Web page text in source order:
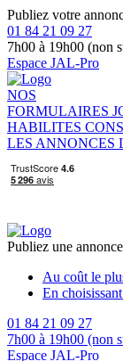
Publiez votre
01 84 21 09 27
7h00 à 19h00 (non
Espace JAL-Pro
NOS
FORMULAIRES
HABILITES
LES ANNONCES
Publiez une
Au coût le
En
01 84 21 09 27
7h00 à 19h00 (non
Espace JAL-Pro